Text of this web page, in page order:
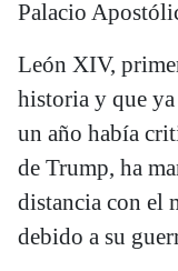
Palacio
León XIV,
historia y que ya
un año había
de Trump, ha
distancia con el
debido a su